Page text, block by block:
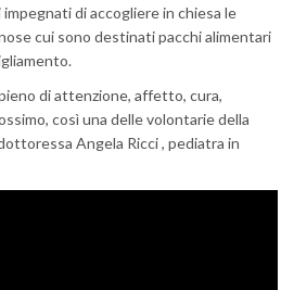
di accogliere in chiesa le
cui sono destinati pacchi alimentari
di attenzione, affetto, cura,
così una delle volontarie della
Angela Ricci , pediatra in